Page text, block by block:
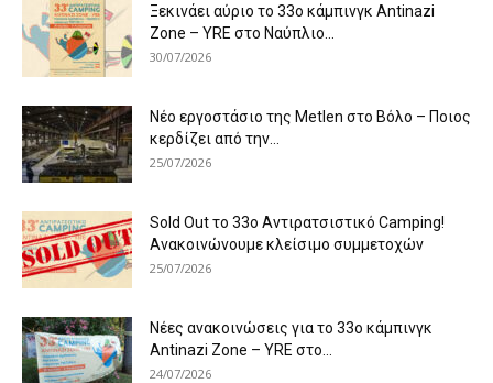
Ξεκινάει αύριο το 33ο κάμπινγκ Antinazi
Zone – YRE στο Ναύπλιο...
30/07/2026
Νέο εργοστάσιο της Metlen στο Βόλο – Ποιος
κερδίζει από την...
25/07/2026
Sold Out το 33ο Αντιρατσιστικό Camping!
Ανακοινώνουμε κλείσιμο συμμετοχών
25/07/2026
Νέες ανακοινώσεις για το 33ο κάμπινγκ
Antinazi Zone – YRE στο...
24/07/2026